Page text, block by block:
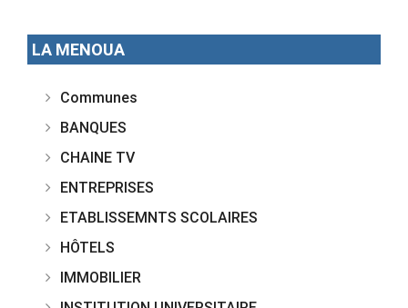
LA MENOUA
Communes
BANQUES
CHAINE TV
ENTREPRISES
ETABLISSEMNTS SCOLAIRES
HÔTELS
IMMOBILIER